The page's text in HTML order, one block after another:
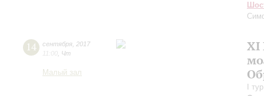
14 сентября 2017
Чт
Малый зал
XI
I